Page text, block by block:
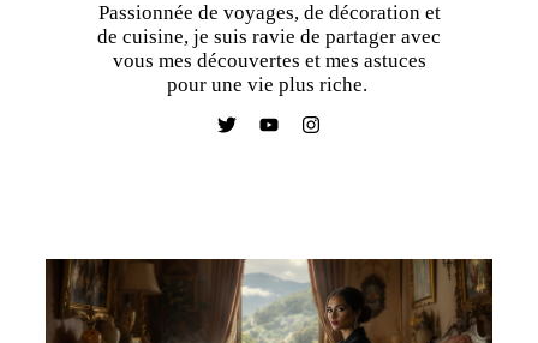
Passionnée de voyages, de décoration et
de cuisine, je suis ravie de partager avec
vous mes découvertes et mes astuces
pour une vie plus riche.